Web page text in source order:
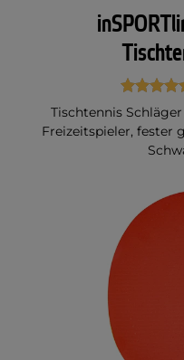
Tischtennis
Freizeitspieler, fester